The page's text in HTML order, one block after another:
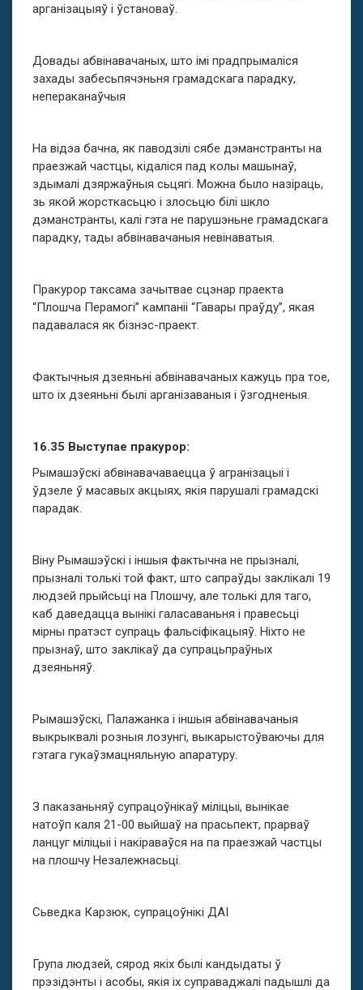
арганізацыяў і ўстановаў.
Довады абвінавачаных, што імі прадпрымаліся
захады забесьпячэньня грамадскага парадку,
непераканаўчыя
На відэа бачна, як паводзілі сябе дэманстранты на
праезжай частцы, кідаліся пад колы машынаў,
здымалі дзяржаўныя сьцягі. Можна было назіраць,
зь якой жорсткасьцю і злосьцю білі шкло
дэманстранты, калі гэта не парушэньне грамадскага
парадку, тады абвінавачаныя невінаватыя.
Пракурор таксама зачытвае сцэнар праекта
“Плошча Перамогі” кампаніі “Гавары праўду”, якая
падавалася як бізнэс-праект.
Фактычныя дзеяньні абвінавачаных кажуць пра тое,
што іх дзеяньні былі арганізаваныя і ўзгодненыя.
16.35 Выступае пракурор:
Рымашэўскі абвінавачаваецца ў агранізацыі і
ўдзеле ў масавых акцыях, якія парушалі грамадскі
парадак.
Віну Рымашэўскі і іншыя фактычна не прызналі,
прызналі толькі той факт, што сапраўды заклікалі 19
людзей прыйсьці на Плошчу, але толькі для таго,
каб даведацца вынікі галасаваньня і правесьці
мірны пратэст супраць фальсіфікацыяў. Ніхто не
прызнаў, што заклікаў да супрацьпраўных
дзеяньняў.
Рымашэўскі, Палажанка і іншыя абвінавачаныя
выкрыквалі розныя лозунгі, выкарыстоўваючы для
гэтага гукаўзмацняльную апаратуру.
З паказаньняў супрацоўнікаў міліцыі, вынікае
натоўп каля 21-00 выйшаў на прасьпект, прарваў
ланцуг міліцыі і накіраваўся на па праезжай частцы
на плошчу Незалежнасьці.
Сьведка Карзюк, супрацоўнікі ДАІ
Група людзей, сярод якіх былі кандыдаты ў
прэзідэнты і асобы, якія іх суправаджалі падышлі да